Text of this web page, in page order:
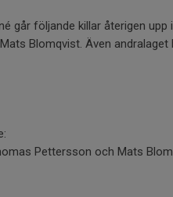
går följande killar återigen upp
Blomqvist. Även
Pettersson och Mats